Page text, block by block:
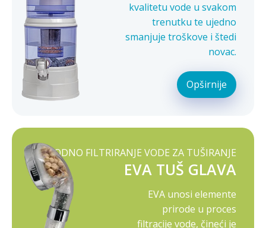
kvalitetu vode u svakom
trenutku te ujedno
smanjuje troškove i štedi
novac.
Opširnije
PRIRODNO FILTRIRANJE VODE ZA TUŠIRANJE
EVA TUŠ GLAVA
EVA unosi elemente
prirode u proces
filtracije vode, čineći je